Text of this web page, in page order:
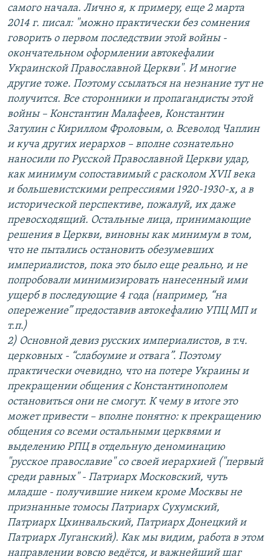
самого начала. Лично я, к примеру, еще 2 марта
2014 г. писал: "можно практически без сомнения
говорить о первом последствии этой войны -
окончательном оформлении автокефалии
Украинской Православной Церкви". И многие
другие тоже. Поэтому ссылаться на незнание тут не
получится. Все сторонники и пропагандисты этой
войны – Константин Малафеев, Константин
Затулин с Кириллом Фроловым, о. Всеволод Чаплин
и куча других иерархов – вполне сознательно
наносили по Русской Православной Церкви удар,
как минимум сопоставимый с расколом XVII века
и большевистскими репрессиями 1920-1930-х, а в
исторической перспективе, пожалуй, их даже
превосходящий. Остальные лица, принимающие
решения в Церкви, виновны как минимум в том,
что не пытались остановить обезумевших
империалистов, пока это было еще реально, и не
попробовали минимизировать нанесенный ими
ущерб в последующие 4 года (например, “на
опережение” предоставив автокефалию УПЦ МП и
т.п.)
2) Основной девиз русских империалистов, в т.ч.
церковных - “слабоумие и отвага”. Поэтому
практически очевидно, что на потере Украины и
прекращении общения с Константинополем
остановиться они не смогут. К чему в итоге это
может привести – вполне понятно: к прекращению
общения со всеми остальными церквями и
выделению РПЦ в отдельную деноминацию
"русское православие" со своей иерархией ("первый
среди равных" - Патриарх Московский, чуть
младше - получившие никем кроме Москвы не
признанные томосы Патриарх Сухумский,
Патриарх Цхинвальский, Патриарх Донецкий и
Патриарх Луганский). Как мы видим, работа в этом
направлении вовсю ведётся, и важнейший шаг